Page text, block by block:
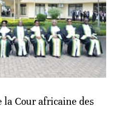
la Cour africaine des